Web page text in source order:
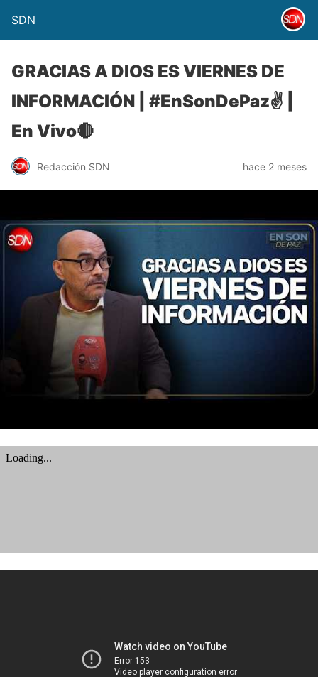
SDN
GRACIAS A DIOS ES VIERNES DE
INFORMACIÓN | #EnSonDePaz✌ |
En Vivo🔴
Redacción SDN hace 2 meses